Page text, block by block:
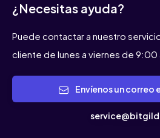
¿Necesitas ayuda?
Puede contactar a nuestro
cliente de lunes a viernes de 9:00